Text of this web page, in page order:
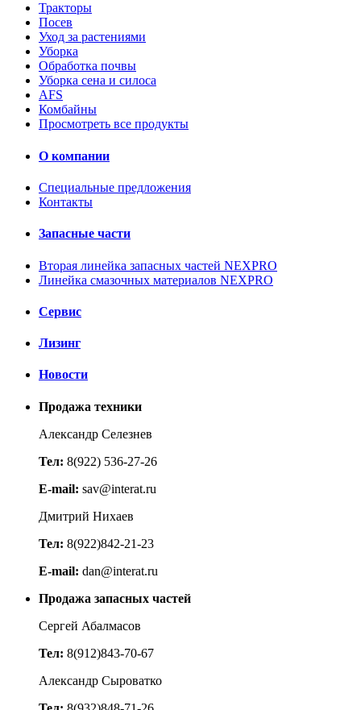
Тракторы
Посев
Уход за растениями
Уборка
Обработка почвы
Уборка сена и силоса
AFS
Комбайны
Просмотреть все продукты
О компании
Специальные предложения
Контакты
Запасные части
Вторая линейка запасных частей NEXPRO
​​Линейка смазочных материалов NEXPRO
Сервис
Лизинг
Новости
Продажа техники
Александр Селезнев
Тел: 8(922) 536-27-26
E-mail: sav@interat.ru
Дмитрий Нихаев
Тел: 8(922)842-21-23
E-mail: dan@interat.ru
Продажа запасных частей
Сергей Абалмасов
Тел: 8(912)843-70-67
Александр Сыроватко